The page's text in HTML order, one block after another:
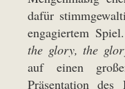
dafür
engagiertem
the glory, the
auf einen
Präsentation des